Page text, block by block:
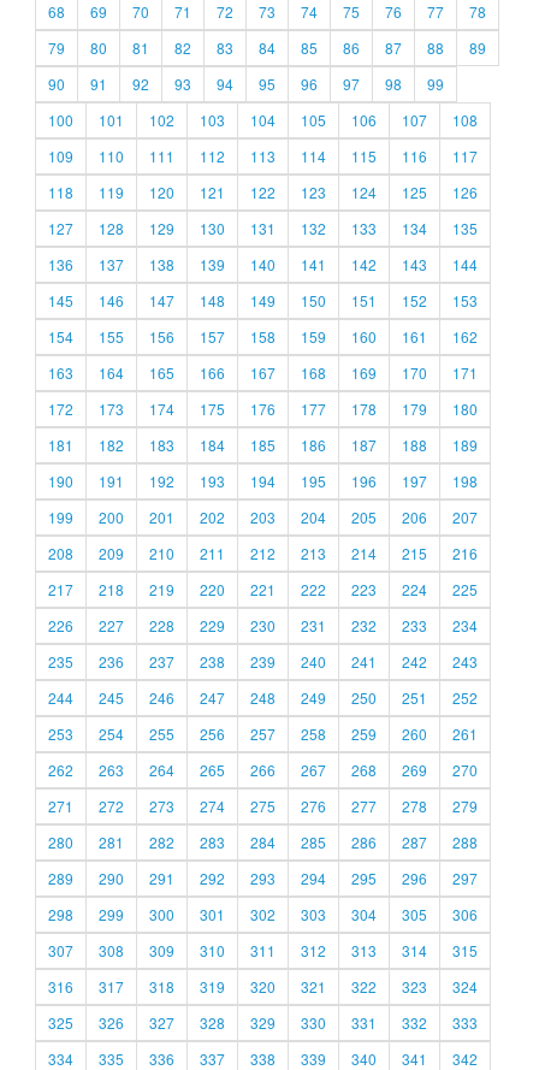
68
69 70 71 72 73 74 75 76 77
78
79
80 81 82 83 84 85 86 87 88
89
90
91 92 93 94 95 96 97 98
99
100
101 102 103 104 105 106 107
108
109
110 111 112 113 114 115 116
117
118
119 120 121 122 123 124 125
126
127
128 129 130 131 132 133 134
135
136
137 138 139 140 141 142 143
144
145
146 147 148 149 150 151 152
153
154
155 156 157 158 159 160 161
162
163
164 165 166 167 168 169 170
171
172
173 174 175 176 177 178 179
180
181
182 183 184 185 186 187 188
189
190
191 192 193 194 195 196 197
198
199
200 201 202 203 204 205 206
207
208
209 210 211 212 213 214 215
216
217
218 219 220 221 222 223 224
225
226
227 228 229 230 231 232 233
234
235
236 237 238 239 240 241 242
243
244
245 246 247 248 249 250 251
252
253
254 255 256 257 258 259 260
261
262
263 264 265 266 267 268 269
270
271
272 273 274 275 276 277 278
279
280
281 282 283 284 285 286 287
288
289
290 291 292 293 294 295 296
297
298
299 300 301 302 303 304 305
306
307
308 309 310 311 312 313 314
315
316
317 318 319 320 321 322 323
324
325
326 327 328 329 330 331 332
333
334
335 336 337 338 339 340 341 342